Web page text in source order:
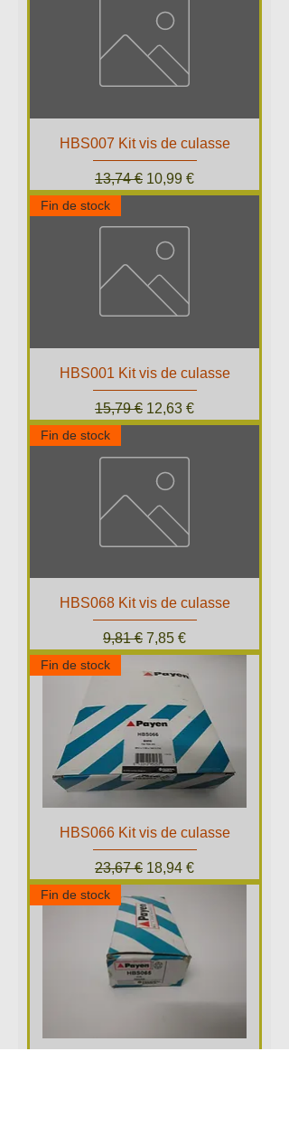
HBS007 Kit vis de culasse
Prix original
13,74 € Prix promotionnel
10,99 €
Fin de stock
HBS001 Kit vis de culasse
Prix original
15,79 € Prix promotionnel
12,63 €
Fin de stock
HBS068 Kit vis de culasse
Prix original
9,81 € Prix promotionnel
7,85 €
Fin de stock
HBS066 Kit vis de culasse
Prix original
23,67 € Prix promotionnel
18,94 €
Fin de stock